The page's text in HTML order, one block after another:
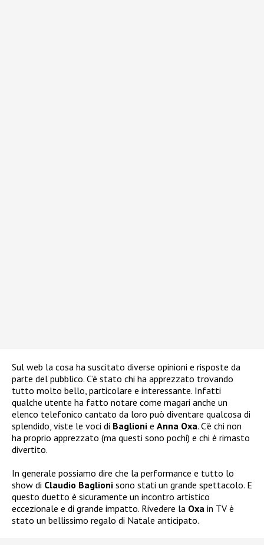
Sul web la cosa ha suscitato diverse opinioni e risposte da
parte del pubblico. C’è stato chi ha apprezzato trovando
tutto molto bello, particolare e interessante. Infatti
qualche utente ha fatto notare come magari anche un
elenco telefonico cantato da loro può diventare qualcosa di
splendido, viste le voci di Baglioni e Anna Oxa. C’è chi non
ha proprio apprezzato (ma questi sono pochi) e chi è rimasto
divertito.
In generale possiamo dire che la performance e tutto lo
show di Claudio Baglioni sono stati un grande spettacolo. E
questo duetto è sicuramente un incontro artistico
eccezionale e di grande impatto. Rivedere la Oxa in TV è
stato un bellissimo regalo di Natale anticipato.